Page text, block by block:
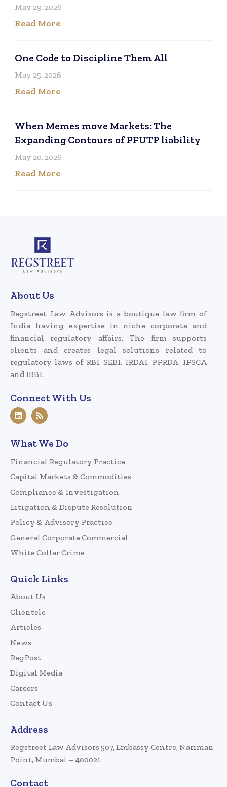
May 29, 2026
Read More
One Code to Discipline Them All
May 25, 2026
Read More
When Memes move Markets: The
Expanding Contours of PFUTP liability
May 20, 2026
Read More
About Us
Regstreet Law Advisors is a boutique law firm of
India having expertise in niche corporate and
financial regulatory affairs. The firm supports
clients and creates legal solutions related to
regulatory laws of RBI, SEBI, IRDAI, PFRDA, IFSCA
and IBBI.
Connect With Us
What We Do
Financial Regulatory Practice
Capital Markets & Commodities
Compliance & Investigation
Litigation & Dispute Resolution
Policy & Advisory Practice
General Corporate Commercial
White Collar Crime
Quick Links
About Us
Clientele
Articles
News
RegPost
Digital Media
Careers
Contact Us
Address
Regstreet Law Advisors 507, Embassy Centre, Nariman
Point, Mumbai – 400021
Contact